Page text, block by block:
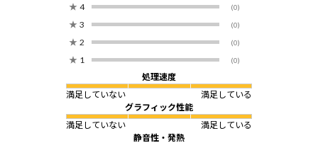
★ 4 (0)
★ 3 (0)
★ 2 (0)
★ 1 (0)
処理速度
満足していない
満足している
グラフィック性能
満足していない
満足している
静音性・発熱